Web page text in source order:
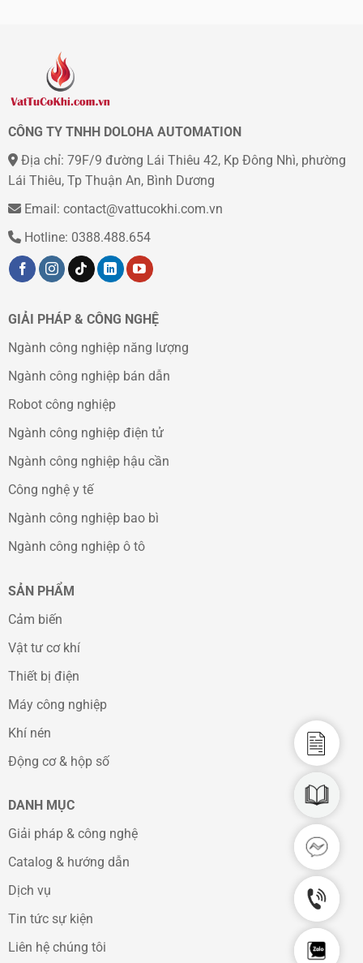
chọn
có
CÔNG TY TNHH DOLOHA AUTOMATION
Địa chỉ: 79F/9 đường Lái Thiêu 42, Kp Đông Nhì, phường
Lái Thiêu, Tp Thuận An, Bình Dương
Email: contact@vattucokhi.com.vn
Hotline: 0388.488.654
GIẢI PHÁP & CÔNG NGHỆ
Ngành công nghiệp năng lượng
Ngành công nghiệp bán dẫn
Robot công nghiệp
Ngành công nghiệp điện tử
Ngành công nghiệp hậu cần
Công nghệ y tế
Ngành công nghiệp bao bì
Ngành công nghiệp ô tô
SẢN PHẨM
Cảm biến
Vật tư cơ khí
Thiết bị điện
Máy công nghiệp
Khí nén
Động cơ & hộp số
DANH MỤC
Giải pháp & công nghệ
Catalog & hướng dẫn
Dịch vụ
Tin tức sự kiện
Liên hệ chúng tôi
CAD
Chat